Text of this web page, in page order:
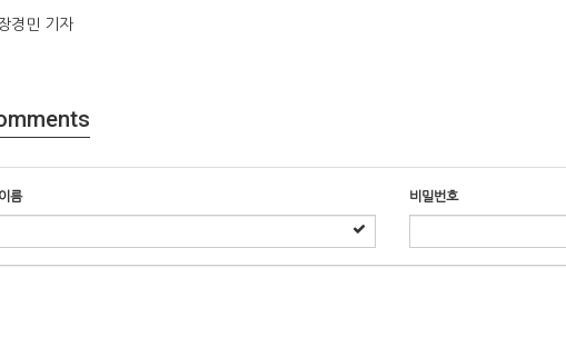
경민 기자
름 비밀번호